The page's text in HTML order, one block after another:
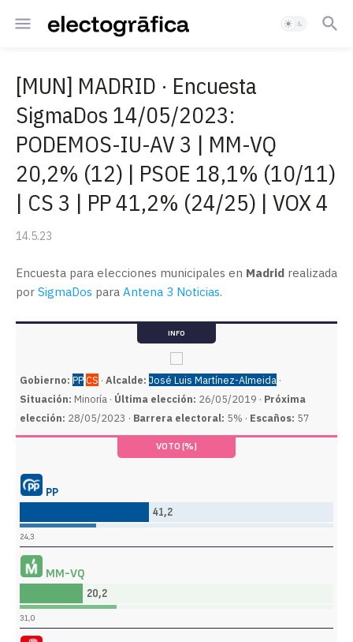
[MUN] MADRID · Encuesta
SigmaDos 14/05/2023:
PODEMOS-IU-AV 3 | MM-VQ
20,2% (12) | PSOE 18,1% (10/11)
| CS 3 | PP 41,2% (24/25) | VOX 4
14.5.23
Encuesta para elecciones municipales en Madrid realizada
por SigmaDos para Antena 3 Noticias.
INFO
Gobierno: PPCS · Alcalde: José Luis Martínez-Almeida ·
Situación: Minoría · Última elección: 26/05/2019 · Próxima
elección: 28/05/2023 · Barrera electoral: 5% · Escaños: 57
VOTO (%)
PP
41,2
24,3
MM-VQ
20,2
31,0